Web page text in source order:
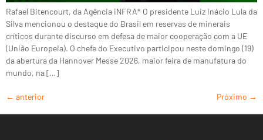
Rafael Bitencourt, da Agência iNFRA* O presidente Luiz Inácio Lula da
Silva mencionou o destaque do Brasil em reservas de minerais
críticos durante discurso em defesa de maior cooperação com a UE
(União Europeia). O chefe do Executivo participou neste domingo (19)
da abertura da Hannover Messe 2026, maior feira de manufatura do
mundo, na […]
← anterior Próximo →